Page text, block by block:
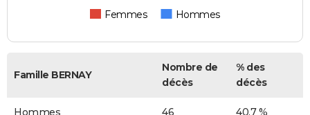
Femmes Hommes
Famille BERNAY
Nombre de
décès
% des
décès
Hommes 46 40,7 %